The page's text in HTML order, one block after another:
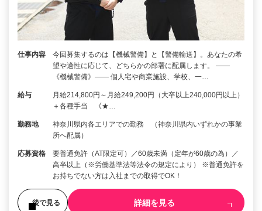
仕事内容
今回募集するのは【機械警備】と【警備輸送】。あなたの希
望や適性に応じて、どちらかの部署に配属します。 ――
《機械警備》―― 個人宅や商業施設、学校、一…
給与
月給214,800円～月給249,200円（大卒以上240,000円以上）
＋各種手当 《★…
勤務地
神奈川県内各エリアでの勤務 （神奈川県内いずれかの事業
所へ配属）
応募資格
要普通免許（AT限定可）／60歳未満（定年が60歳の為）／
高卒以上（※労働基準法等法令の規定により） ※普通免許を
お持ちでない方は入社までの取得でOK！
後で見る 詳細を見る